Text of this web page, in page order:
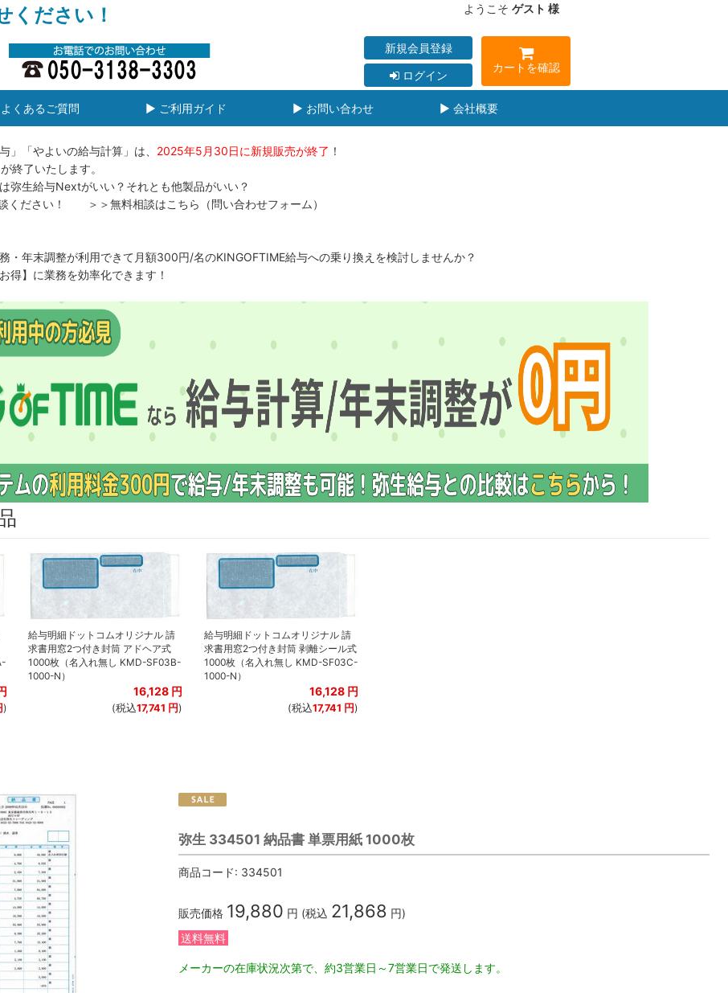
ください！ ようこそ ゲスト 様
新規会員登録
ログイン
カートを確認
くあるご質問 ▶ ご利用ガイド ▶ お問い合わせ ▶ 会社概要
」「やよいの給与計算」は、 2025年5月30日に新規販売が終了 ！
終了いたします。
弥生給与Nextがいい？それとも他製品がいい？
談ください！ ＞＞無料相談はこちら（問い合わせフォーム）
・年末調整が利用できて月額300円/名のKINGOFTIME給与への乗り換えを検討しませんか？
得】に業務を効率化できます！
)
給与明細ドットコムオリジナル 請
求書用窓2つ付き封筒 アドヘア式
1000枚（名入れ無し KMD-SF03B-
1000-N）
16,128 円
(税込17,741 円)
給与明細ドットコムオリジナル 請
求書用窓2つ付き封筒 剥離シール式
1000枚（名入れ無し KMD-SF03C-
1000-N）
16,128円
(税込17,741 円)
弥生 334501 納品書 単票用紙 1000枚
商品コード: 334501
販売価格 19,880 円 (税込 21,868 円)
送料無料
メーカーの在庫状況次第で、約3営業日～7営業日で発送します。